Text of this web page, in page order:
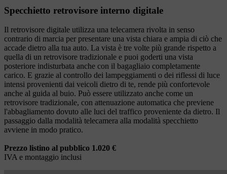
Specchietto retrovisore interno digitale
Il retrovisore digitale utilizza una telecamera rivolta in senso
contrario di marcia per presentare una vista chiara e ampia di ciò che
accade dietro alla tua auto. La vista è tre volte più grande rispetto a
quella di un retrovisore tradizionale e puoi goderti una vista
posteriore indisturbata anche con il bagagliaio completamente
carico. E grazie al controllo dei lampeggiamenti o dei riflessi di luce
intensi provenienti dai veicoli dietro di te, rende più confortevole
anche al guida al buio. Può essere utilizzato anche come un
retrovisore tradizionale, con attenuazione automatica che previene
l'abbagliamento dovuto alle luci del traffico proveniente da dietro. Il
passaggio dalla modalità telecamera alla modalità specchietto
avviene in modo pratico.
Prezzo listino al pubblico 1.020 €
IVA e montaggio inclusi